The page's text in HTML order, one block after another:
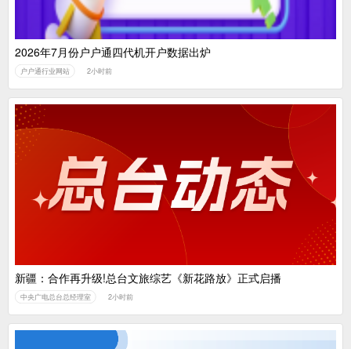
2026年7月份户户通四代机开户数据出炉
户户通行业网站 2小时前
新疆：合作再升级!总台文旅综艺《新花路放》正式启播
中央广电总台总经理室 2小时前